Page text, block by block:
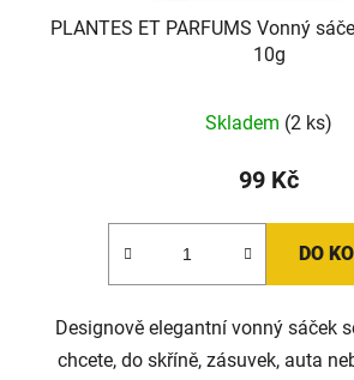
PLANTES ET PARFUMS Vonný
10g
Skladem (2 ks)
99 Kč
DO
Designově elegantní vonný sáček
chcete, do skříně, zásuvek, auta